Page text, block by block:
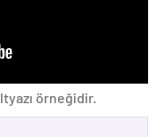
örneğidir.